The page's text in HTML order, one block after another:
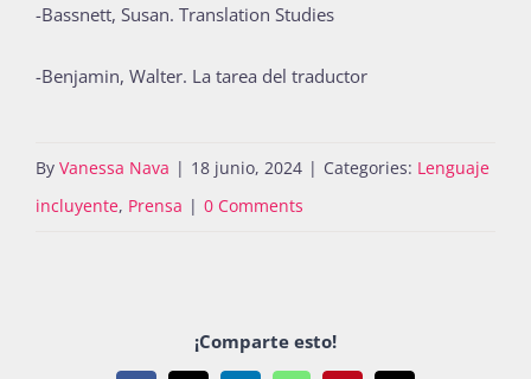
-Bassnett, Susan. Translation Studies
-Benjamin, Walter. La tarea del traductor
By Vanessa Nava | 18 junio, 2024 | Categories: Lenguaje
incluyente, Prensa | 0 Comments
¡Comparte esto!